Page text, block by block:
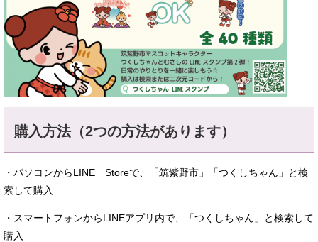
購入方法（2つの方法があります）
・パソコンからLINE Storeで、「筑紫野市」「つくしちゃん」と検
索して購入
・スマートフォンからLINEアプリ内で、「つくしちゃん」と検索して
購入